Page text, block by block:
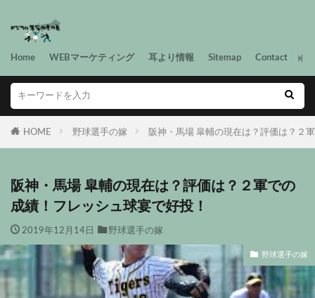
Home WEBマーケティング 耳より情報 Sitemap Contact
HOME 野球選手の嫁 阪神・馬場 皐輔の現在は？評価は？２
阪神・馬場 皐輔の現在は？評価は？２軍での
成績！フレッシュ球宴で好投！
2019年12月14日 野球選手の嫁
野球選手の嫁